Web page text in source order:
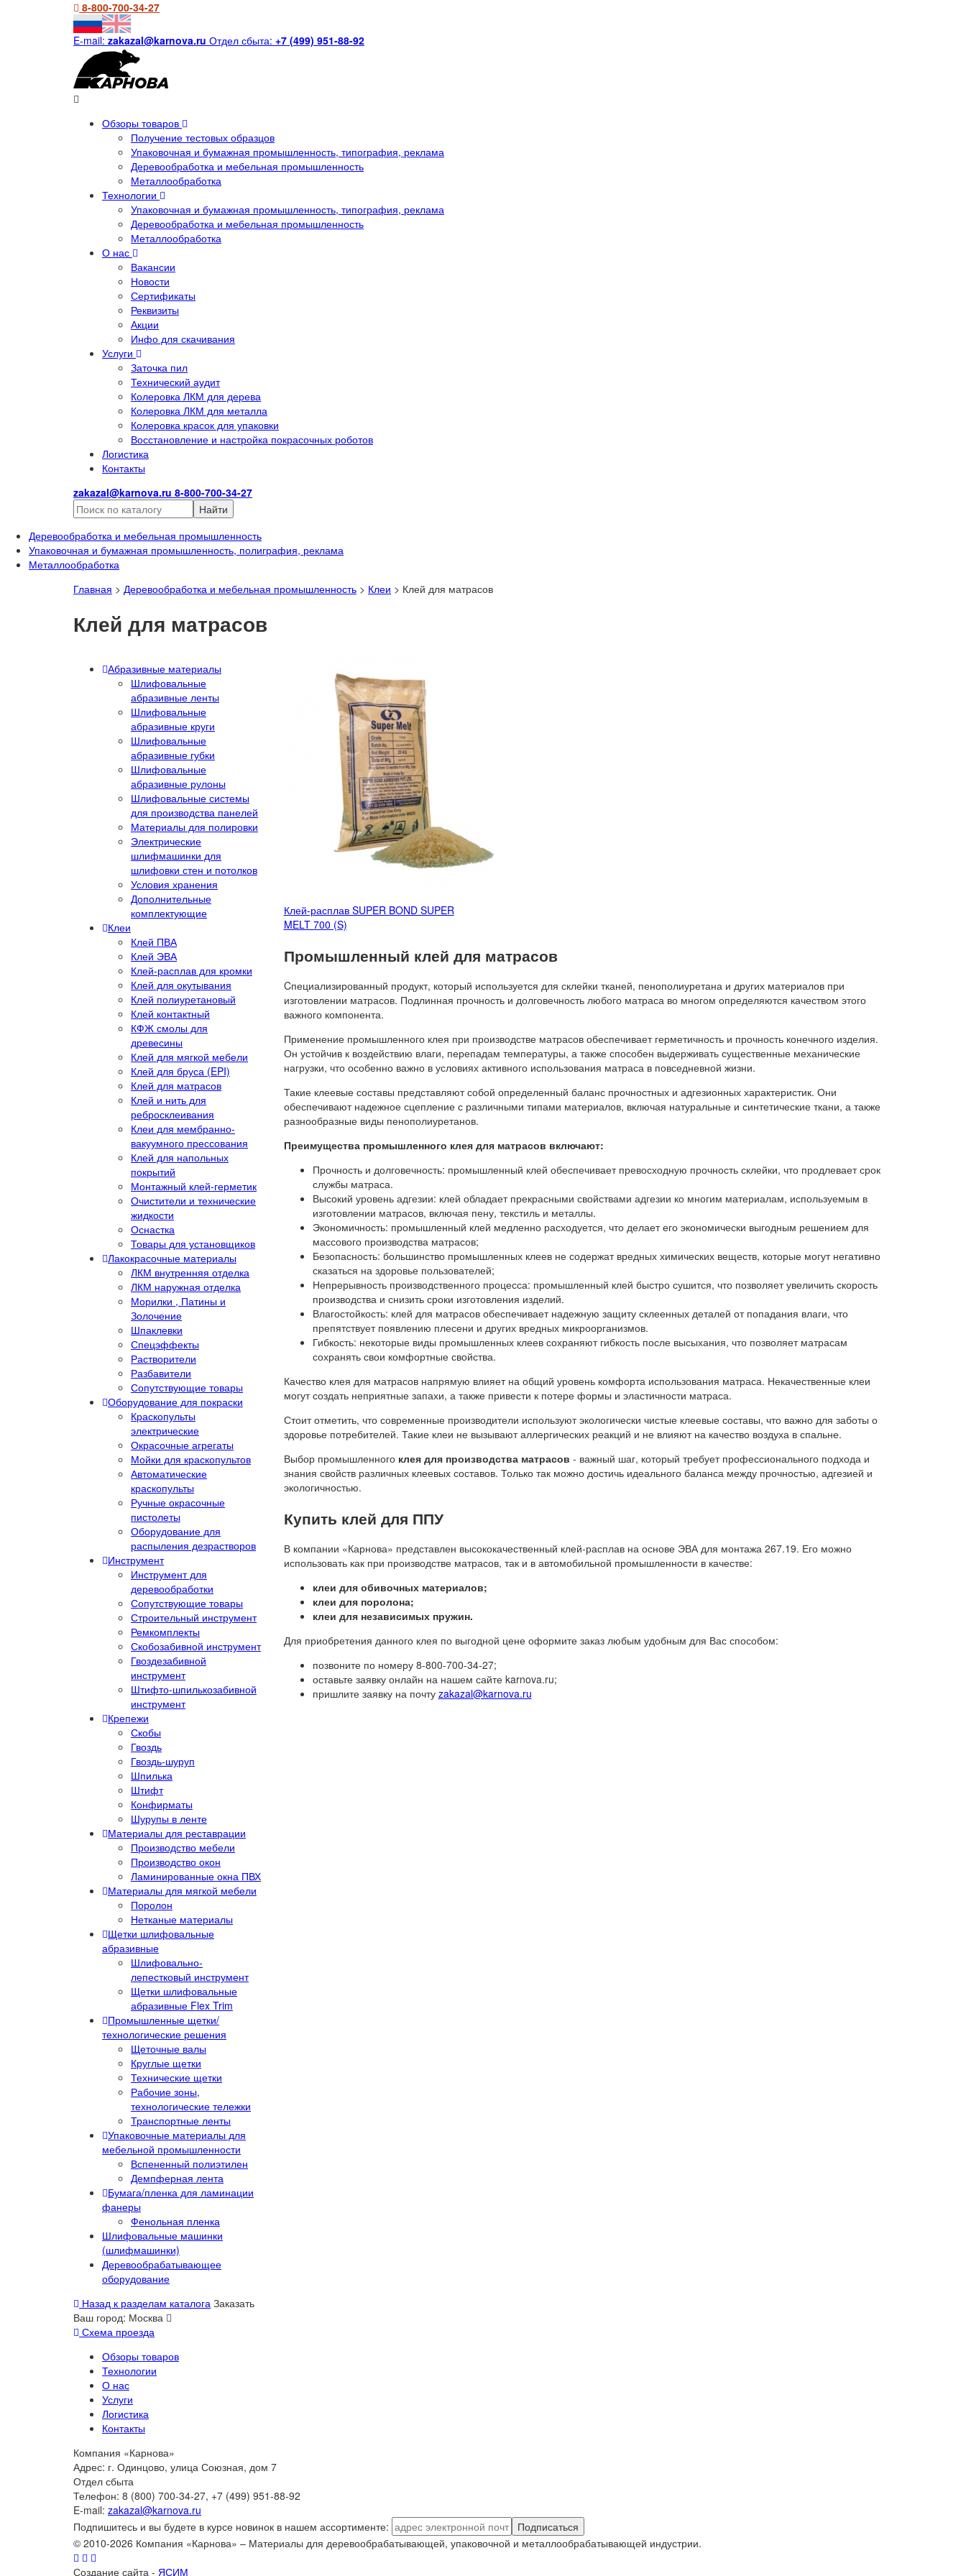
8-800-700-34-27
E-mail: zakazal@karnova.ru Отдел сбыта: +7 (499) 951-88-92
Обзоры товаров
Получение тестовых образцов
Упаковочная и бумажная промышленность, типография, реклама
Деревообработка и мебельная промышленность
Металлообработка
Технологии
Упаковочная и бумажная промышленность, типография, реклама
Деревообработка и мебельная промышленность
Металлообработка
О нас
Вакансии
Новости
Сертификаты
Реквизиты
Акции
Инфо для скачивания
Услуги
Заточка пил
Технический аудит
Колеровка ЛКМ для дерева
Колеровка ЛКМ для металла
Колеровка красок для упаковки
Восстановление и настройка покрасочных роботов
Логистика
Контакты
zakazal@karnova.ru 8-800-700-34-27
Найти
Деревообработка и мебельная промышленность
Упаковочная и бумажная промышленность, полиграфия, реклама
Металлообработка
Главная > Деревообработка и мебельная промышленность > Клеи > Клей для матрасов
Клей для матрасов
Абразивные материалы
Шлифовальные
абразивные ленты
Шлифовальные
абразивные круги
Шлифовальные
абразивные губки
Шлифовальные
абразивные рулоны
Шлифовальные системы
для производства панелей
Материалы для полировки
Электрические
шлифмашинки для
шлифовки стен и потолков
Условия хранения
Дополнительные
комплектующие
Клеи
Клей ПВА
Клей ЭВА
Клей-расплав для кромки
Клей для окутывания
Клей полиуретановый
Клей контактный
КФЖ смолы для
древесины
Клей для мягкой мебели
Клей для бруса (EPI)
Клей для матрасов
Клей и нить для
ребросклеивания
Клеи для мембранно-
вакуумного прессования
Клей для напольных
покрытий
Монтажный клей-герметик
Очистители и технические
жидкости
Оснастка
Товары для установщиков
Лакокрасочные материалы
ЛКМ внутренняя отделка
ЛКМ наружная отделка
Морилки , Патины и
Золочение
Шпаклевки
Спецэффекты
Растворители
Разбавители
Сопутствующие товары
Оборудование для покраски
Краскопульты
электрические
Окрасочные агрегаты
Мойки для краскопультов
Автоматические
краскопульты
Ручные окрасочные
пистолеты
Оборудование для
распыления дезрастворов
Инструмент
Инструмент для
деревообработки
Сопутствующие товары
Строительный инструмент
Ремкомплекты
Скобозабивной инструмент
Гвоздезабивной
инструмент
Штифто-шпилькозабивной
инструмент
Крепежи
Скобы
Гвоздь
Гвоздь-шуруп
Шпилька
Штифт
Конфирматы
Шурупы в ленте
Материалы для реставрации
Производство мебели
Производство окон
Ламинированные окна ПВХ
Материалы для мягкой мебели
Поролон
Нетканые материалы
Щетки шлифовальные
абразивные
Шлифовально-
лепестковый инструмент
Щетки шлифовальные
абразивные Flex Trim
Промышленные щетки/
технологические решения
Щеточные валы
Круглые щетки
Технические щетки
Рабочие зоны,
технологические тележки
Транспортные ленты
Упаковочные материалы для
мебельной промышленности
Вспененный полиэтилен
Демпферная лента
Бумага/пленка для ламинации
фанеры
Фенольная пленка
Шлифовальные машинки
(шлифмашинки)
Деревообрабатывающее
оборудование
Клей-расплав SUPER BOND SUPER
MELT 700 (S)
Промышленный клей для матрасов
Cпециализированный продукт, который используется для склейки тканей, пенополиуретана и других материалов при
изготовлении матрасов. Подлинная прочность и долговечность любого матраса во многом определяются качеством этого
важного компонента.
Применение промышленного клея при производстве матрасов обеспечивает герметичность и прочность конечного изделия.
Он устойчив к воздействию влаги, перепадам температуры, а также способен выдерживать существенные механические
нагрузки, что особенно важно в условиях активного использования матраса в повседневной жизни.
Такие клеевые составы представляют собой определенный баланс прочностных и адгезионных характеристик. Они
обеспечивают надежное сцепление с различными типами материалов, включая натуральные и синтетические ткани, а также
разнообразные виды пенополиуретанов.
Преимущества промышленного клея для матрасов включают:
Прочность и долговечность: промышленный клей обеспечивает превосходную прочность склейки, что продлевает срок
службы матраса.
Высокий уровень адгезии: клей обладает прекрасными свойствами адгезии ко многим материалам, используемым в
изготовлении матрасов, включая пену, текстиль и металлы.
Экономичность: промышленный клей медленно расходуется, что делает его экономически выгодным решением для
массового производства матрасов;
Безопасность: большинство промышленных клеев не содержат вредных химических веществ, которые могут негативно
сказаться на здоровье пользователей;
Непрерывность производственного процесса: промышленный клей быстро сушится, что позволяет увеличить скорость
производства и снизить сроки изготовления изделий.
Влагостойкость: клей для матрасов обеспечивает надежную защиту склеенных деталей от попадания влаги, что
препятствует появлению плесени и других вредных микроорганизмов.
Гибкость: некоторые виды промышленных клеев сохраняют гибкость после высыхания, что позволяет матрасам
сохранять свои комфортные свойства.
Качество клея для матрасов напрямую влияет на общий уровень комфорта использования матраса. Некачественные клеи
могут создать неприятные запахи, а также привести к потере формы и эластичности матраса.
Стоит отметить, что современные производители используют экологически чистые клеевые составы, что важно для заботы о
здоровье потребителей. Такие клеи не вызывают аллергических реакций и не влияют на качество воздуха в спальне.
Выбор промышленного клея для производства матрасов - важный шаг, который требует профессионального подхода и
знания свойств различных клеевых составов. Только так можно достичь идеального баланса между прочностью, адгезией и
экологичностью.
Купить клей для ППУ
В компании «Карнова» представлен высококачественный клей-расплав на основе ЭВА для монтажа 267.19. Его можно
использовать как при производстве матрасов, так и в автомобильной промышленности в качестве:
клеи для обивочных материалов;
клеи для поролона;
клеи для независимых пружин.
Для приобретения данного клея по выгодной цене оформите заказ любым удобным для Вас способом:
позвоните по номеру 8-800-700-34-27;
оставьте заявку онлайн на нашем сайте karnova.ru;
пришлите заявку на почту zakazal@karnova.ru
Назад к разделам каталога Заказать
Ваш город: Москва
Схема проезда
Обзоры товаров
Технологии
О нас
Услуги
Логистика
Контакты
Компания «Карнова»
Адрес: г. Одинцово, улица Союзная, дом 7
Отдел сбыта
Телефон: 8 (800) 700-34-27, +7 (499) 951-88-92
E-mail: zakazal@karnova.ru
Подпишитесь и вы будете в курсе новинок в нашем ассортименте:
Подписаться
© 2010-2026 Компания «Карнова» – Материалы для деревообрабатывающей, упаковочной и металлообрабатывающей индустрии.
Создание сайта - ЯСИМ